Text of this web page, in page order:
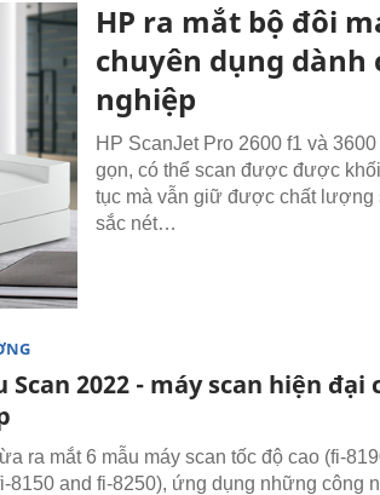
HP ra mắt bộ đôi
chuyên dụng dành
nghiệp
HP ScanJet Pro 2600 f1 và
gọn, có thể scan được được
tục mà vẫn giữ được chất lượng
sắc nét…
Scan 2022 - máy scan hiện đại
ra mắt 6 mẫu máy scan tốc độ cao (fi-
8150 and fi-8250), ứng dụng những công